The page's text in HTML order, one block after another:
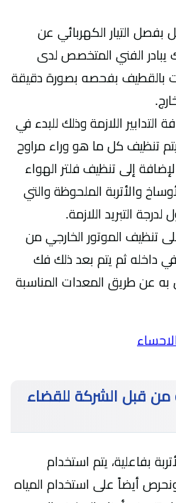
بفصل التيار الكهربائي عن
يبادر الفني المتخصص لدى
بالقطيف بفحصه بصورة دقيقة
التدابير اللازمة وذلك للبدء في
تنظيف كل ما هو وراء مراوح
إلى تنظيف فلتر الهواء
والأتربة الملحوظة والتي
التبريد اللازمة.
تنظيف الموتور الخارجي من
في داخله ثم يتم بعد ذلك فك
به عن طريق المعدات المناسبة
من قبل الشركة للقضاء
بفاعلية، يتم استخدام
أيضاً على استخدام المياه